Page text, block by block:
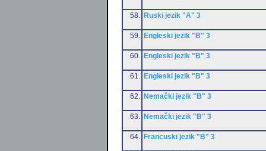
58. Ruski jezik "A" 3
59. Engleski jezik "B" 3
60. Engleski jezik "B" 3
61. Engleski jezik "B" 3
62. Nemački jezik "B" 3
63. Nemački jezik "B" 3
64. Francuski jezik "B" 3